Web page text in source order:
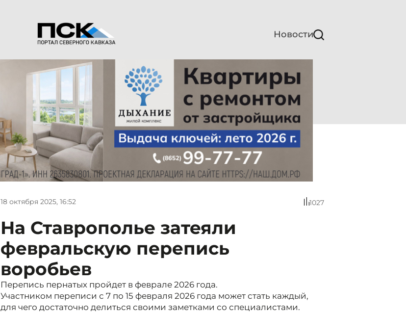
Новости
18 октября 2025, 16:52 1027
На Ставрополье затеяли
февральскую перепись
воробьев
Перепись пернатых пройдет в феврале 2026 года.
Участником переписи с 7 по 15 февраля 2026 года может стать каждый,
для чего достаточно делиться своими заметками со специалистами.